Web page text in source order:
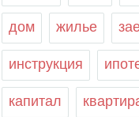
дом жилье
инструкция
капитал